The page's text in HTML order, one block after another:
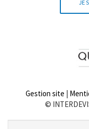
JE
Gestion site |
©